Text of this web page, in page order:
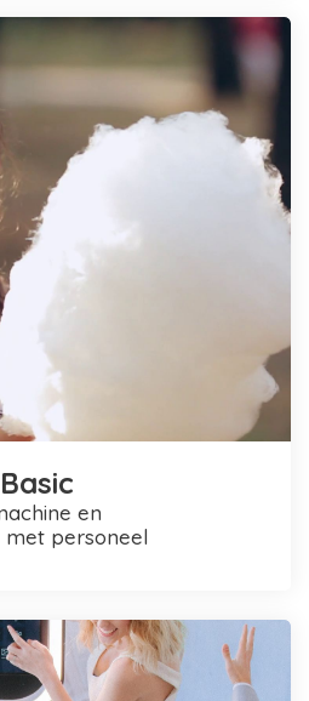
met personeel